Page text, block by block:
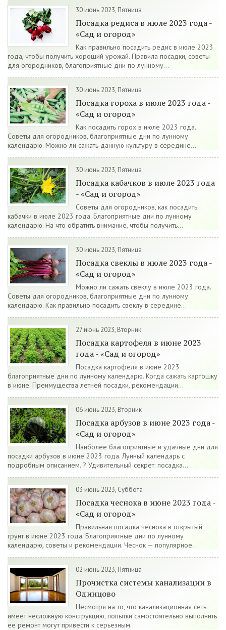
30 июнь 2023, Пятница
Посадка редиса в июле 2023 года -
«Сад и огород»
Как правильно посадить редис в июле 2023
года, чтобы получить хороший урожай. Правила посадки, советы
для огородников, благоприятные дни по лунному...
30 июнь 2023, Пятница
Посадка гороха в июле 2023 года -
«Сад и огород»
Как посадить горох в июле 2023 года.
Советы для огородников, благоприятные дни по лунному
календарю. Можно ли сажать данную культуру в середине...
30 июнь 2023, Пятница
Посадка кабачков в июле 2023 года
- «Сад и огород»
Советы для огородников, как посадить
кабачки в июле 2023 года. Благоприятные дни по лунному
календарю. На что обратить внимание, чтобы получить...
30 июнь 2023, Пятница
Посадка свеклы в июле 2023 года -
«Сад и огород»
Можно ли сажать свеклу в июле 2023 года.
Советы для огородников, благоприятные дни по лунному
календарю. Как правильно посадить свеклу в середине...
27 июнь 2023, Вторник
Посадка картофеля в июне 2023
года - «Сад и огород»
Посадка картофеля в июне 2023
благоприятные дни по лунному календарю. Когда сажать картошку
в июне. Преимущества летней посадки, рекомендации...
06 июнь 2023, Вторник
Посадка арбузов в июне 2023 года -
«Сад и огород»
Наиболее благоприятные и удачные дни для
посадки арбузов в июне 2023 года. Лунный календарь с
подробным описанием. ? Удивительный секрет: посадка...
03 июнь 2023, Суббота
Посадка чеснока в июне 2023 года -
«Сад и огород»
Правильная посадка чеснока в открытый
грунт в июне 2023 года. Благоприятные дни по лунному
календарю, советы и рекомендации. Чеснок — популярное...
02 июнь 2023, Пятница
Прочистка системы канализации в
Одинцово
Несмотря на то, что канализационная сеть
имеет несложную конструкцию, попытки самостоятельно выполнить
ее ремонт могут привести к серьезным...